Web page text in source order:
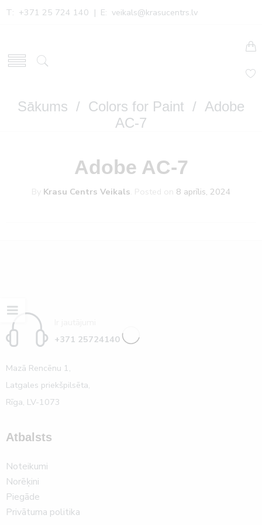
T: +371 25 724 140 | E: veikals@krasucentrs.lv
Sākums / Colors for Paint / Adobe
AC-7
Adobe AC-7
By Krasu Centrs Veikals Posted on 8 aprīlis, 2024
+371 25724140
Mazā Rencēnu 1,
Latgales priekšpilsēta,
Rīga, LV-1073
Atbalsts
Noteikumi
Norēķini
Piegāde
Privātuma politika